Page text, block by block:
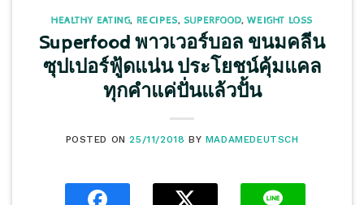
HEALTHY EATING, RECIPES, SUPERFOOD,WEIGHT LOSS
Superfood พาวเวอร์บอล ขนมคลีน
ซุปเปอร์ฟู้ดแน่น ประโยชน์คุ้มแคล
ทุกคำแค่ปั่นแล้วปั้น
POSTED ON 25/11/2018 BY MADAMEDEUTSCH